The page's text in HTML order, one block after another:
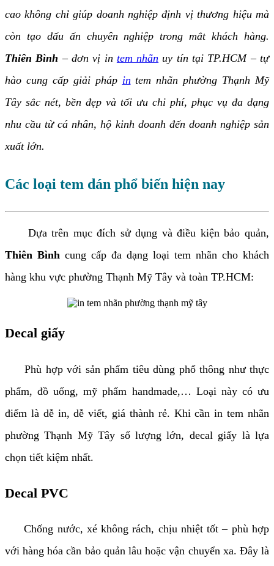
cao không chỉ giúp doanh nghiệp định vị thương hiệu mà
còn tạo dấu ấn chuyên nghiệp trong mắt khách hàng.
Thiên Bình – đơn vị in tem nhãn uy tín tại TP.HCM – tự
hào cung cấp giải pháp in tem nhãn phường Thạnh Mỹ
Tây sắc nét, bền đẹp và tối ưu chi phí, phục vụ đa dạng
nhu cầu từ cá nhân, hộ kinh doanh đến doanh nghiệp sản
xuất lớn.
Các loại tem dán phổ biến hiện nay
Dựa trên mục đích sử dụng và điều kiện bảo quản,
Thiên Bình cung cấp đa dạng loại tem nhãn cho khách
hàng khu vực phường Thạnh Mỹ Tây và toàn TP.HCM:
Decal giấy
Phù hợp với sản phẩm tiêu dùng phổ thông như thực
phẩm, đồ uống, mỹ phẩm handmade,… Loại này có ưu
điểm là dễ in, dễ viết, giá thành rẻ. Khi cần in tem nhãn
phường Thạnh Mỹ Tây số lượng lớn, decal giấy là lựa
chọn tiết kiệm nhất.
Decal PVC
Chống nước, xé không rách, chịu nhiệt tốt – phù hợp
với hàng hóa cần bảo quản lâu hoặc vận chuyển xa. Đây là